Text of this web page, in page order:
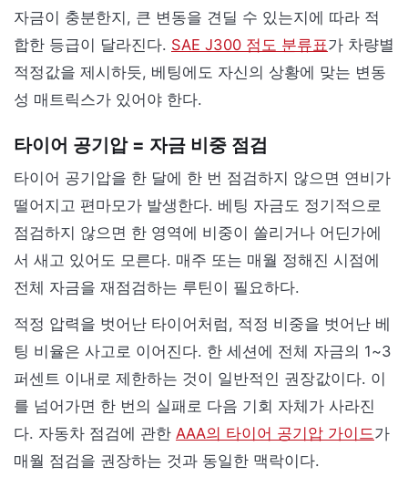
자금이 충분한지, 큰 변동을 견딜 수 있는지에 따라 적
합한 등급이 달라진다. SAE J300 점도 분류표가 차량별
적정값을 제시하듯, 베팅에도 자신의 상황에 맞는 변동
성 매트릭스가 있어야 한다.
타이어 공기압 = 자금 비중 점검
타이어 공기압을 한 달에 한 번 점검하지 않으면 연비가
떨어지고 편마모가 발생한다. 베팅 자금도 정기적으로
점검하지 않으면 한 영역에 비중이 쏠리거나 어딘가에
서 새고 있어도 모른다. 매주 또는 매월 정해진 시점에
전체 자금을 재점검하는 루틴이 필요하다.
적정 압력을 벗어난 타이어처럼, 적정 비중을 벗어난 베
팅 비율은 사고로 이어진다. 한 세션에 전체 자금의 1~3
퍼센트 이내로 제한하는 것이 일반적인 권장값이다. 이
를 넘어가면 한 번의 실패로 다음 기회 자체가 사라진
다. 자동차 점검에 관한 AAA의 타이어 공기압 가이드가
매월 점검을 권장하는 것과 동일한 맥락이다.